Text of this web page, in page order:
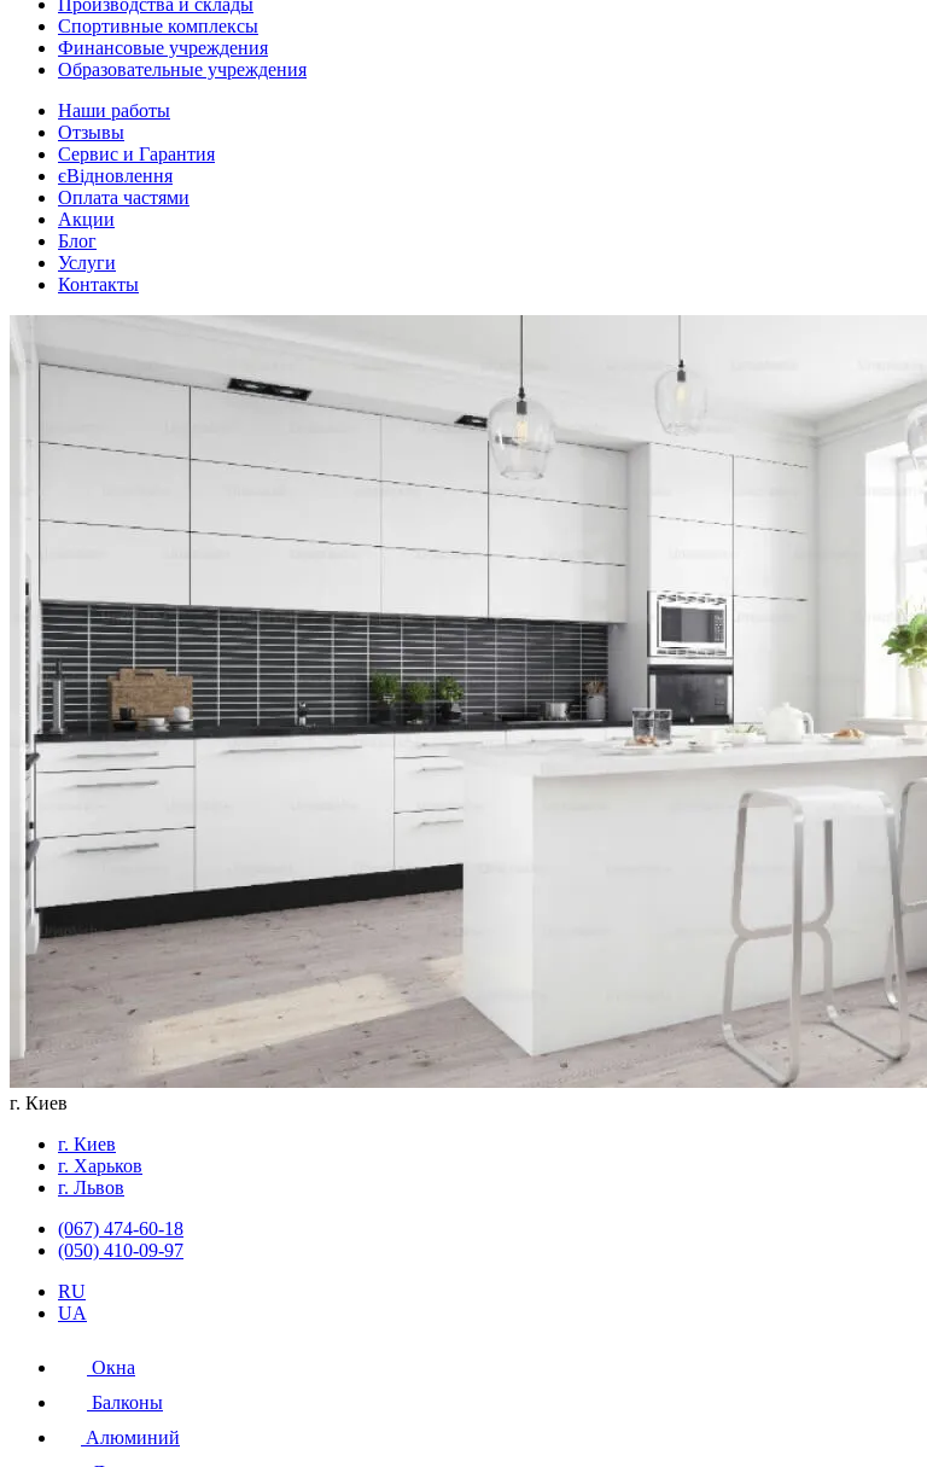
Производства и склады
Спортивные комплексы
Финансовые учреждения
Образовательные учреждения
Наши работы
Отзывы
Сервис и Гарантия
єВідновлення
Оплата частями
Акции
Блог
Услуги
Контакты
г. Киев
г. Киев
г. Харьков
г. Львов
(067) 474-60-18
(050) 410-09-97
RU
UA
Окна
Балконы
Алюминий